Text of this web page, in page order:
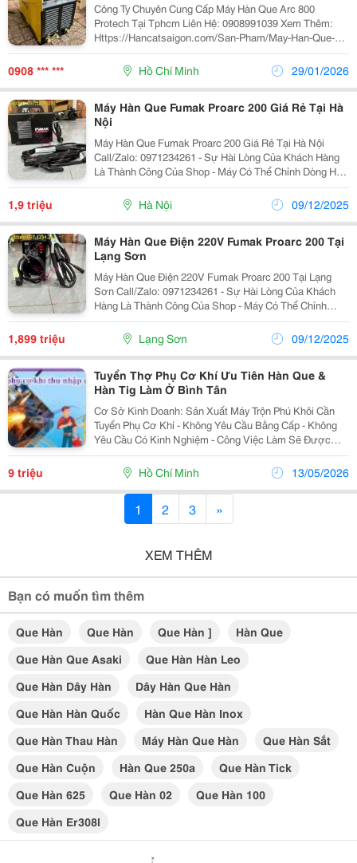
Công Ty Chuyên Cung Cấp Máy Hàn Que Arc 800
Protech Tại Tphcm Liên Hệ: 0908991039 Xem Thêm:
Https://Hancatsaigon.com/San-Pham/May-Han-Que-
Arc-800-Protech/ Máy Hàn Arc 800 Protech Có Tính
Năng Nổi Trội Là Hàn Cùng Lúc 2 Mỏ Hàn Với Các
Thông Số...
0908 *** *** Hồ Chí Minh 29/01/2026
Máy Hàn Que Fumak Proarc 200 Giá Rẻ Tại Hà
Nội
Máy Hàn Que Fumak Proarc 200 Giá Rẻ Tại Hà Nội
Call/Zalo: 0971234261 - Sự Hài Lòng Của Khách Hàng
Là Thành Công Của Shop - Máy Có Thể Chỉnh Dòng Hàn
Từ 10A &Ndash; 200A, Bắt Hồ Quang Dễ Dàng, Dòng
Hàn Ổn Định, Hàn Vật Liệu Ít Bắn Ra Tia Lửa...
1,9 triệu Hà Nội 09/12/2025
Máy Hàn Que Điện 220V Fumak Proarc 200 Tại
Lạng Sơn
Máy Hàn Que Điện 220V Fumak Proarc 200 Tại Lạng
Sơn Call/Zalo: 0971234261 - Sự Hài Lòng Của Khách
Hàng Là Thành Công Của Shop - Máy Có Thể Chỉnh
Dòng Hàn Từ 10A &Ndash; 200A, Bắt Hồ Quang Dễ
Dàng, Dòng Hàn Ổn Định, Hàn Vật Liệu Ít Bắn Ra Tia...
1,899 triệu Lạng Sơn 09/12/2025
Tuyển Thợ Phụ Cơ Khí Ưu Tiên Hàn Que &
Hàn Tig Làm Ở Bình Tân
Cơ Sở Kinh Doanh: Sản Xuất Máy Trộn Phú Khôi Cần
Tuyển Phụ Cơ Khí - Không Yêu Cầu Bằng Cấp - Không
Yêu Cầu Có Kinh Nghiệm - Công Việc Làm Sẽ Được
Hướng Dẫn Khi Đến Xin Việc - Ưu Tiên Biết Hàn Que Và
Hàn Tig (Có Tay Nghề Sẽ Phụ Cấp Thêm)...
9 triệu Hồ Chí Minh 13/05/2026
1 2 3 »
XEM THÊM
Bạn có muốn tìm thêm
Que Hàn Que Hàn Que Hàn ]
Hàn Que
Que Hàn Que Asaki
Que Hàn Hàn Leo
Que Hàn Dây Hàn
Dây Hàn Que Hàn
Que Hàn Hàn Quốc
Hàn Que Hàn Inox
Que Hàn Thau Hàn
Máy Hàn Que Hàn
Que Hàn Sắt
Que Hàn Cuộn
Hàn Que 250a
Que Hàn Tick
Que Hàn 625
Que Hàn 02
Que Hàn 100
Que Hàn Er308l